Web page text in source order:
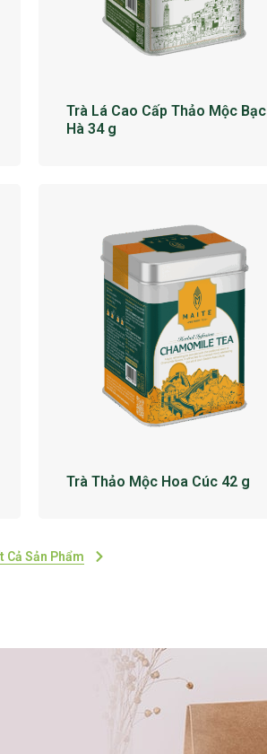
Trà Lá Cao Cấp Thảo Mộc Bạc
Hà 34 g
Trà Thảo Mộc Hoa Cúc 42 g
Cả Sản Phẩm